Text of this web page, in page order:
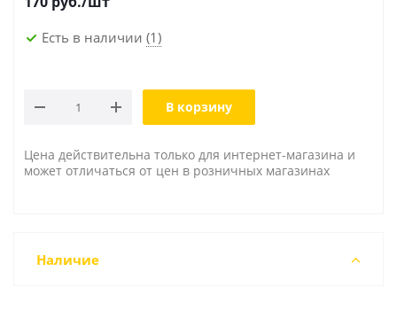
Есть в наличии (1)
В корзину
Цена действительна только для интернет-магазина и
может отличаться от цен в розничных магазинах
Наличие